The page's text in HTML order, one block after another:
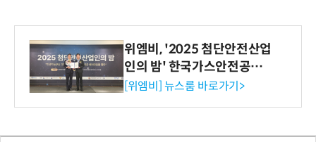
위엠비, '2025 첨단안전산업
인의 밤' 한국가스안전공사
사장상 수상
[위엠비] 뉴스룸 바로가기>